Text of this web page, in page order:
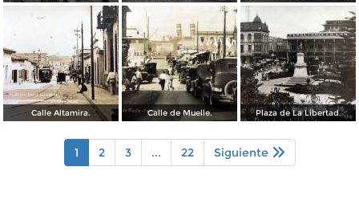
Calle Altamira. Calle de Muelle. Plaza de La Libertad.
1 2 3 ... 22 Siguiente